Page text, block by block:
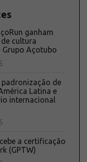
ganham
cultura
Açotubo
de
Latina e
internacional
a certificação
(GPTW)